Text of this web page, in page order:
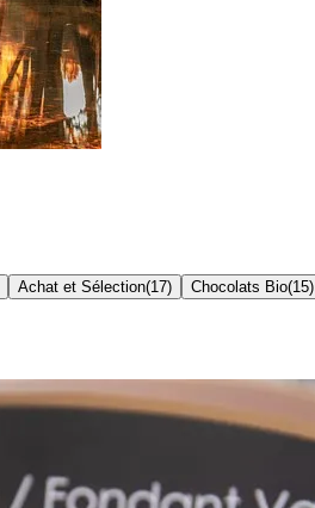
Achat et Sélection(17) Chocolats Bio(15)